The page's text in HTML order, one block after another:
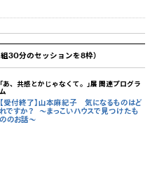
30分のセッションを8枠）
「あ、共感とかじゃなくて。」展 関連プログラ
ム
【受付終了】山本麻紀子 気になるものはど
れですか？
〜まっこいハウスで見つけたも
ののお話〜